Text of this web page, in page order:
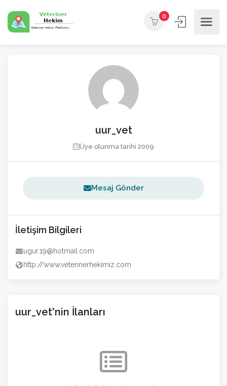
0
uur_vet
Üye olunma tarihi 2009
Mesaj Gönder
İletişim Bilgileri
ugur.19@hotmail.com
http://www.veterinerhekimiz.com
uur_vet'nin İlanları